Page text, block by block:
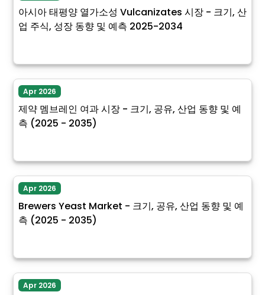
아시아 태평양 열가소성 Vulcanizates 시장 - 크기, 산
업 주식, 성장 동향 및 예측 2025-2034
Apr 2026
제약 멤브레인 여과 시장 - 크기, 공유, 산업 동향 및 예
측 (2025 - 2035)
Apr 2026
Brewers Yeast Market - 크기, 공유, 산업 동향 및 예
측 (2025 - 2035)
Apr 2026